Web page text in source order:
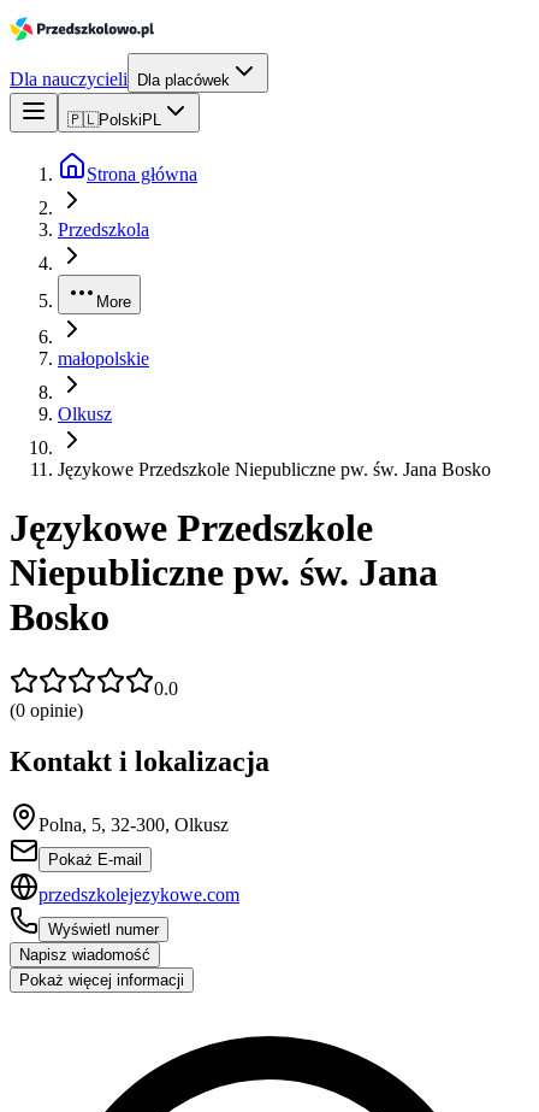
Dla nauczycieli Dla placówek
🇵🇱Polski PL
Strona główna
Przedszkola
More
małopolskie
Olkusz
Językowe Przedszkole Niepubliczne pw. św. Jana Bosko
Językowe Przedszkole
Niepubliczne pw. św. Jana
Bosko
0.0
(0 opinie)
Kontakt i lokalizacja
Polna, 5, 32-300, Olkusz
Pokaż E-mail
przedszkolejezykowe.com
Wyświetl numer
Napisz wiadomość
Pokaż więcej informacji